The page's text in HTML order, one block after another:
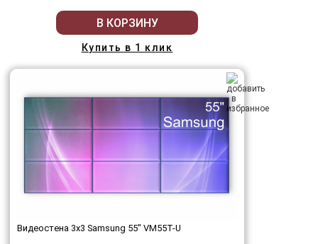
В КОРЗИНУ
Купить в 1 клик
Видеостена 3x3 Samsung 55" VM55T-U